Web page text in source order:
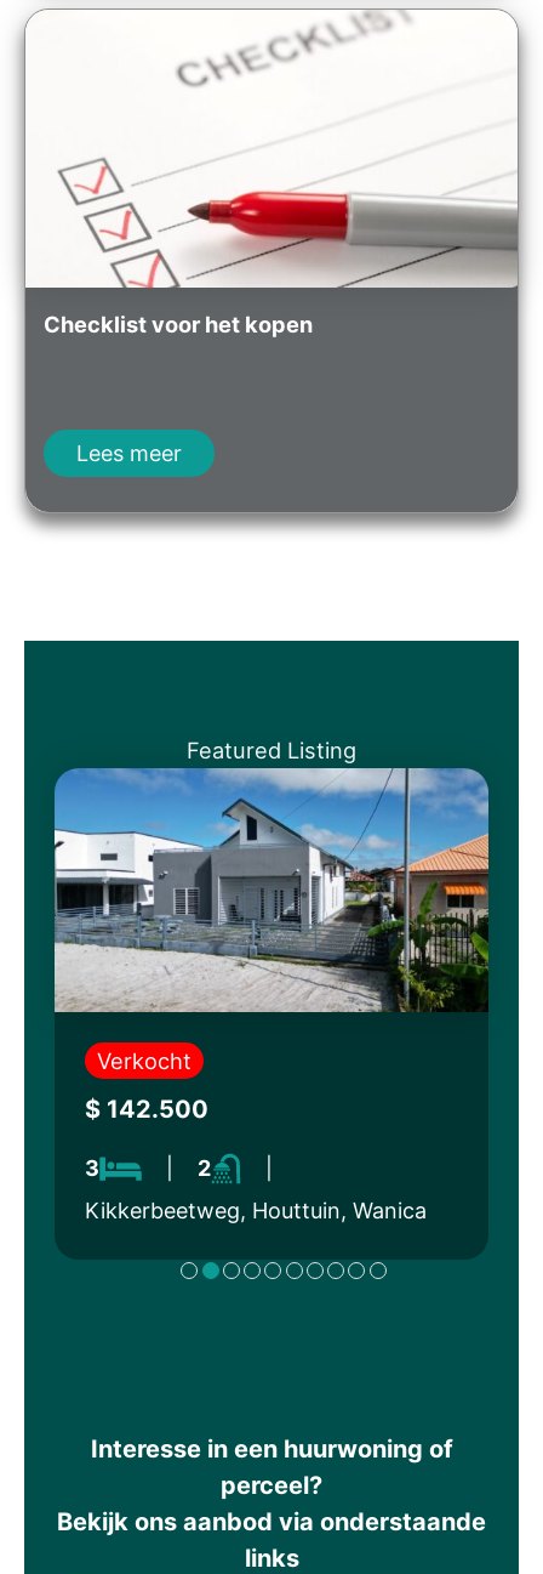
Checklist voor het kopen
Lees meer
Featured Listing
Verkocht
$ 142.500
3 2
Kikkerbeetweg, Houttuin, Wanica
Interesse in een huurwoning of
perceel?
Bekijk ons aanbod via onderstaande
links